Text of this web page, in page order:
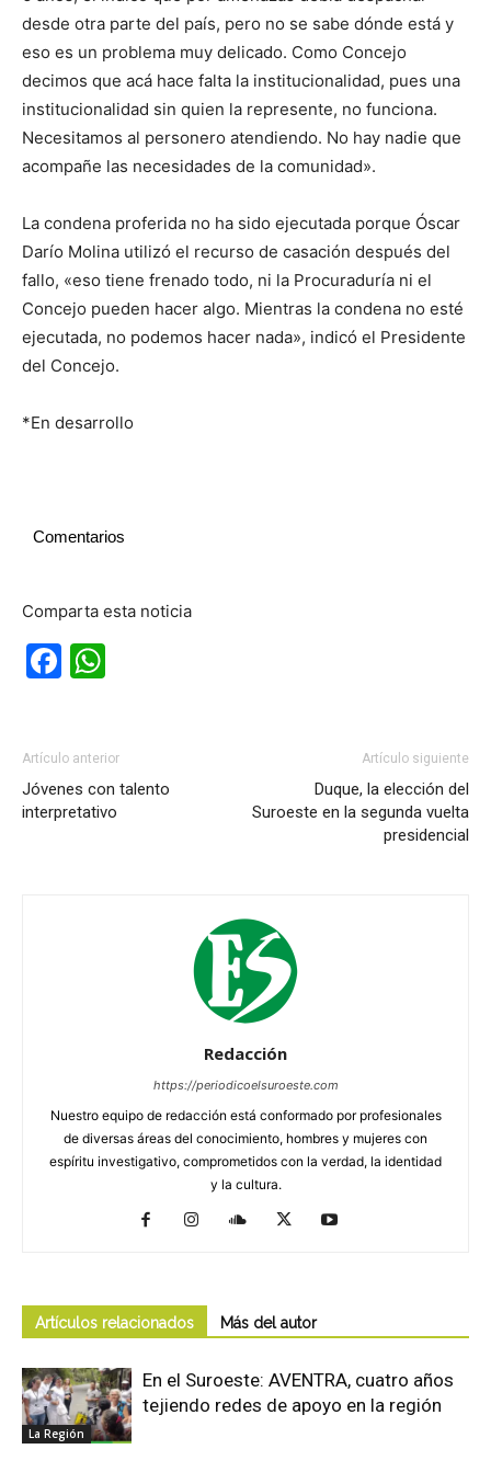
desde otra parte del país, pero no se sabe dónde está y
eso es un problema muy delicado. Como Concejo
decimos que acá hace falta la institucionalidad, pues una
institucionalidad sin quien la represente, no funciona.
Necesitamos al personero atendiendo. No hay nadie que
acompañe las necesidades de la comunidad».
La condena proferida no ha sido ejecutada porque Óscar
Darío Molina utilizó el recurso de casación después del
fallo, «eso tiene frenado todo, ni la Procuraduría ni el
Concejo pueden hacer algo. Mientras la condena no esté
ejecutada, no podemos hacer nada», indicó el Presidente
del Concejo.
*En desarrollo
Comentarios
Comparta esta noticia
Facebook
Artículo anterior
Jóvenes con talento
interpretativo
Artículo siguiente
Duque, la elección del
Suroeste en la segunda vuelta
presidencial
Redacción
https://periodicoelsuroeste.com
Nuestro equipo de redacción está conformado por profesionales
de diversas áreas del conocimiento, hombres y mujeres con
espíritu investigativo, comprometidos con la verdad, la identidad
y la cultura.
Artículos relacionados Más del autor
La Región
En el Suroeste: AVENTRA, cuatro años
tejiendo redes de apoyo en la región